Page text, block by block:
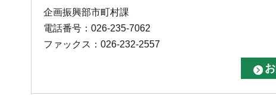
企画振興部市町村課
電話番号：026-235-7062
ファックス：026-232-2557